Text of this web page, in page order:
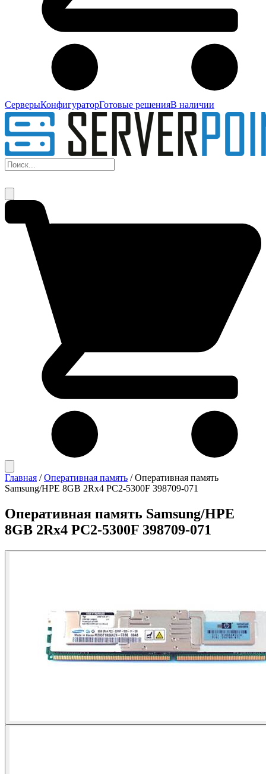
СерверыКонфигураторГотовые решенияВ наличии
Главная / Оперативная память / Оперативная память
Samsung/HPE 8GB 2Rx4 PC2-5300F 398709-071
Оперативная память Samsung/HPE
8GB 2Rx4 PC2-5300F 398709-071